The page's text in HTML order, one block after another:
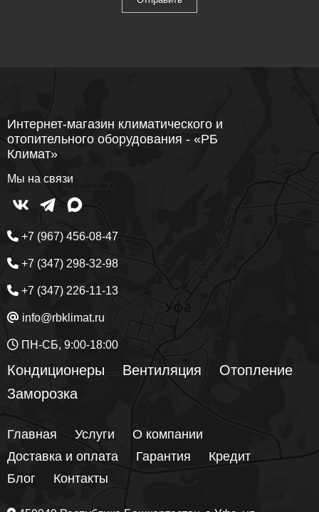
Интернет-магазин климатического и
отопительного оборудования - «РБ
Климат»
Мы на связи
+7 (967) 456-08-47
+7 (347) 298-32-98
+7 (347) 226-11-13
info@rbklimat.ru
ПН-СБ, 9:00-18:00
Кондиционеры Вентиляция
Отопление
Заморозка
Главная Услуги
О компании
Доставка и оплата
Гарантия
Кредит
Блог
Контакты